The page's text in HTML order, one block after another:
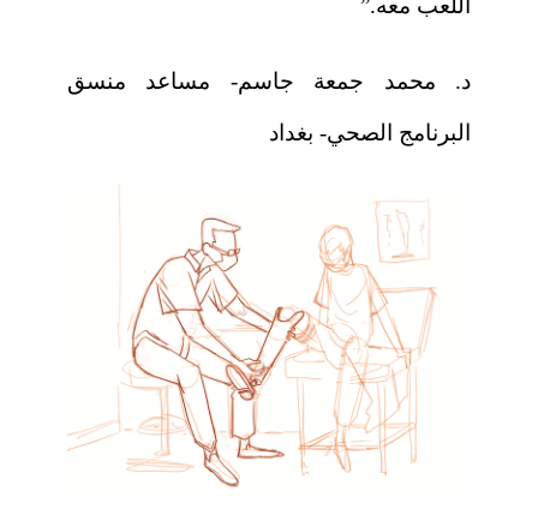
اللعب معه.”
د. محمد جمعة جاسم- مساعد منسق
البرنامج الصحي- بغداد